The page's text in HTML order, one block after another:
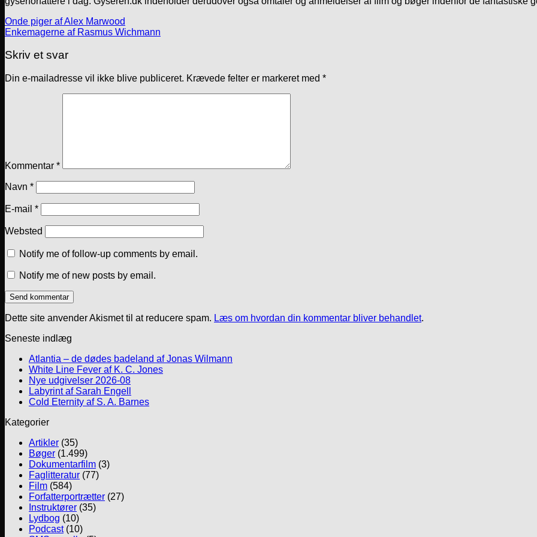
Onde piger af Alex Marwood
Enkemagerne af Rasmus Wichmann
Skriv et svar
Din e-mailadresse vil ikke blive publiceret. Krævede felter er markeret med *
Kommentar *
Navn *
E-mail *
Websted
Notify me of follow-up comments by email.
Notify me of new posts by email.
Dette site anvender Akismet til at reducere spam. Læs om hvordan din kommentar bliver behandlet.
Seneste indlæg
Atlantia – de dødes badeland af Jonas Wilmann
White Line Fever af K. C. Jones
Nye udgivelser 2026-08
Labyrint af Sarah Engell
Cold Eternity af S. A. Barnes
Kategorier
Artikler (35)
Bøger (1.499)
Dokumentarfilm (3)
Faglitteratur (77)
Film (584)
Forfatterportrætter (27)
Instruktører (35)
Lydbog (10)
Podcast(10)